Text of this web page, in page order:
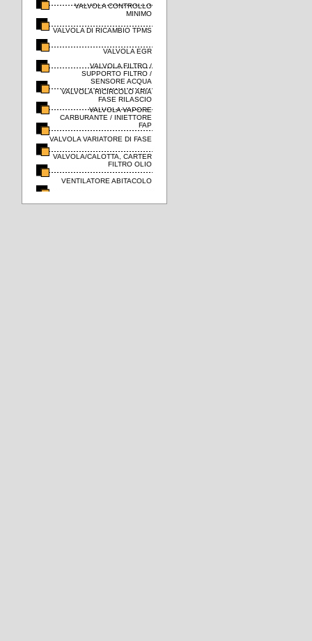
VALVOLA CONTROLLO
MINIMO
VALVOLA DI RICAMBIO TPMS
VALVOLA EGR
VALVOLA FILTRO /
SUPPORTO FILTRO /
SENSORE ACQUA
VALVOLA RICIRCOLO ARIA
FASE RILASCIO
VALVOLA VAPORE
CARBURANTE / INIETTORE
FAP
VALVOLA VARIATORE DI FASE
VALVOLA/CALOTTA, CARTER
FILTRO OLIO
VENTILATORE ABITACOLO